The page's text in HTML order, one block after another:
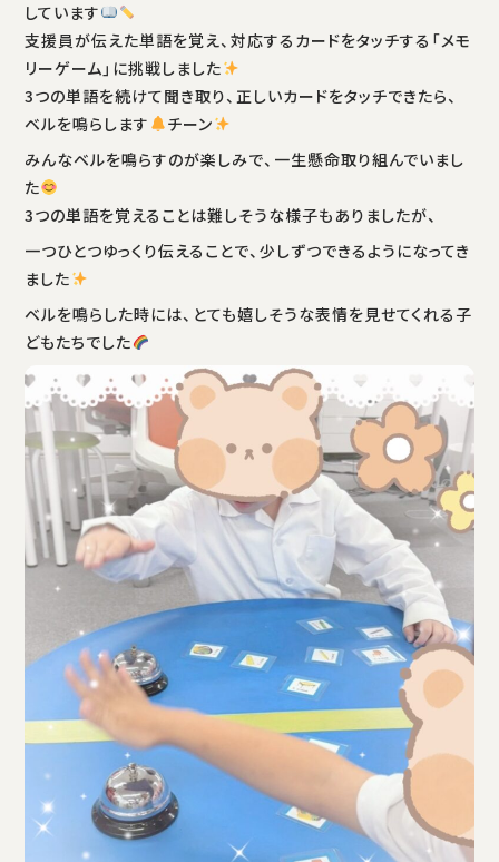
しています
支援員が伝えた単語を覚え、対応するカードをタッチする「メモ
リーゲーム」に挑戦しました
3つの単語を続けて聞き取り、正しいカードをタッチできたら、
ベルを鳴らします
チーン
みんなベルを鳴らすのが楽しみで、一生懸命取り組んでいまし
た
3つの単語を覚えることは難しそうな様子もありましたが、
一つひとつゆっくり伝えることで、少しずつできるようになってき
ました
ベルを鳴らした時には、とても嬉しそうな表情を見せてくれる子
どもたちでした